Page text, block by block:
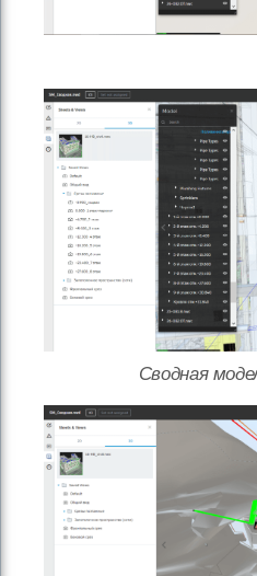
Сводная